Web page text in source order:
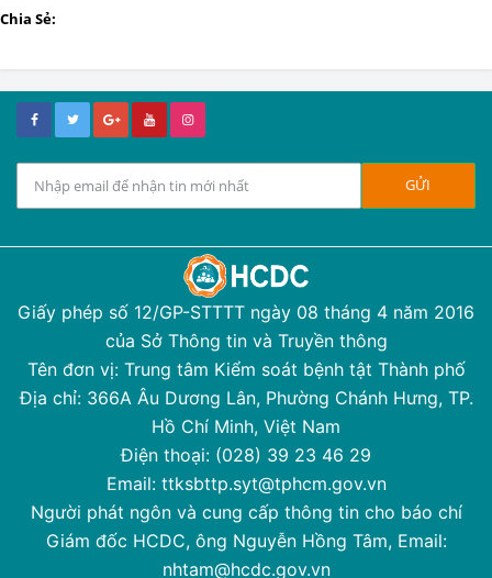
Chia Sẻ:
Giấy phép số 12/GP-STTTT ngày 08 tháng 4 năm 2016
của Sở Thông tin và Truyền thông
Tên đơn vị: Trung tâm Kiểm soát bệnh tật Thành phố
Địa chỉ: 366A Âu Dương Lân, Phường Chánh Hưng, TP.
Hồ Chí Minh, Việt Nam
Điện thoại: (028) 39 23 46 29
Email: ttksbttp.syt@tphcm.gov.vn
Người phát ngôn và cung cấp thông tin cho báo chí
Giám đốc HCDC, ông Nguyễn Hồng Tâm, Email:
nhtam@hcdc.gov.vn